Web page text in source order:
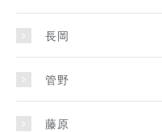
長岡
管野
藤原